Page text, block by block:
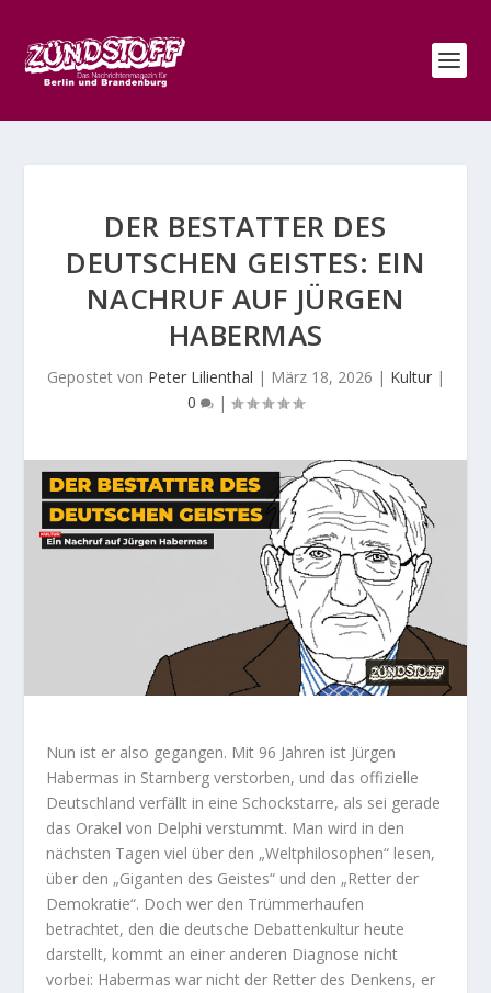
DER BESTATTER DES
DEUTSCHEN GEISTES: EIN
NACHRUF AUF JÜRGEN
HABERMAS
Gepostet von Peter Lilienthal | März 18, 2026 | Kultur|
0
|
Nun ist er also gegangen. Mit 96 Jahren ist Jürgen
Habermas in Starnberg verstorben, und das offizielle
Deutschland verfällt in eine Schockstarre, als sei gerade
das Orakel von Delphi verstummt. Man wird in den
nächsten Tagen viel über den „Weltphilosophen“ lesen,
über den „Giganten des Geistes“ und den „Retter der
Demokratie“. Doch wer den Trümmerhaufen
betrachtet, den die deutsche Debattenkultur heute
darstellt, kommt an einer anderen Diagnose nicht
vorbei: Habermas war nicht der Retter des Denkens, er